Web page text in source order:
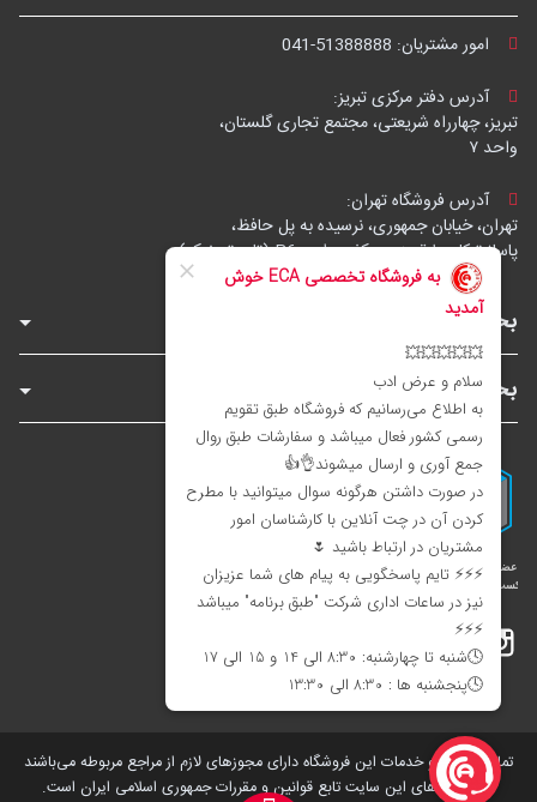
امور مشتریان: 041-51388888
آدرس دفتر مرکزی تبریز:
تبریز، چهارراه شریعتی، مجتمع تجاری گلستان،
واحد ۷
آدرس فروشگاه تهران:
تهران، خیابان جمهوری، نرسیده به پل حافظ،
پاساژ توکل، طبقه زیرهمکف، واحد B6 (تاپ ترونیک)
بخش‌های فروشگاه
بخش‌های سایت
اینستاگرام
تمامی کالاها و خدمات این فروشگاه دارای مجوز‌های لازم از مراجع مربوطه می‌باشند
و فعالیت های این سایت تابع قوانین و مقررات جمهوری اسلامی ایران است.